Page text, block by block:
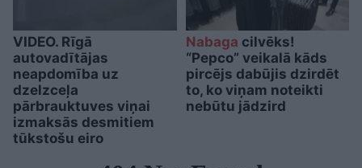
VIDEO. Rīgā
autovadītājas
neapdomība uz
dzelzceļa
pārbrauktuves viņai
izmaksās desmitiem
tūkstošu eiro
Nabaga cilvēks!
“Pepco” veikalā kāds
pircējs dabūjis dzirdēt
to, ko viņam noteikti
nebūtu jādzird